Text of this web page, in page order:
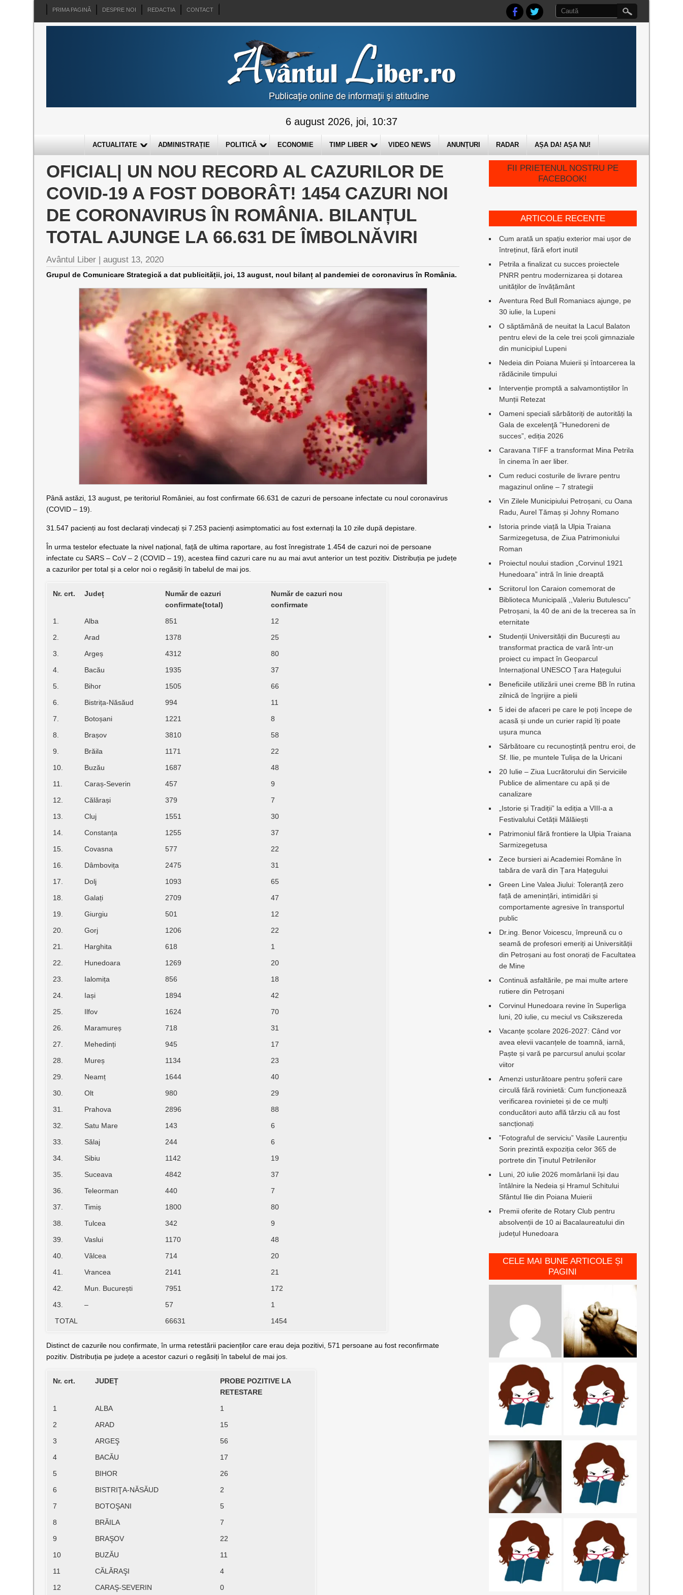
PRIMA PAGINĂ DESPRE NOI REDACTIA CONTACT
6 august 2026, joi, 10:37
ACTUALITATE ADMINISTRAȚIE POLITICĂ ECONOMIE TIMP LIBER VIDEO NEWS ANUNȚURI RADAR AȘA DA! AȘA NU!
OFICIAL| UN NOU RECORD AL CAZURILOR DE
COVID-19 A FOST DOBORÂT! 1454 CAZURI NOI
DE CORONAVIRUS ÎN ROMÂNIA. BILANȚUL
TOTAL AJUNGE LA 66.631 DE ÎMBOLNĂVIRI
Avântul Liber |august 13, 2020
Grupul de Comunicare Strategică a dat publicității, joi, 13 august, noul bilanț al pandemiei de coronavirus în România.
Până astăzi, 13 august, pe teritoriul României, au fost confirmate 66.631 de cazuri de persoane infectate cu noul coronavirus
(COVID – 19).
31.547 pacienți au fost declarați vindecați și 7.253 pacienți asimptomatici au fost externați la 10 zile după depistare.
În urma testelor efectuate la nivel național, față de ultima raportare, au fost înregistrate 1.454 de cazuri noi de persoane
infectate cu SARS – CoV – 2 (COVID – 19), acestea fiind cazuri care nu au mai avut anterior un test pozitiv. Distribuția pe județe
a cazurilor per total și a celor noi o regăsiți în tabelul de mai jos.
Nr. crt. Județ
Număr de cazuri
confirmate(total)
Număr de cazuri nou
confirmate
1.
Alba 851
12
2.
Arad 1378
25
3.
Argeș 4312
80
4.
Bacău 1935
37
5.
Bihor 1505
66
6.
Bistrița-Năsăud 994
11
7.
Botoșani 1221
8
8.
Brașov 3810
58
9.
Brăila 1171
22
10.
Buzău 1687
48
11.
Caraș-Severin 457
9
12.
Călărași 379
7
13.
Cluj 1551
30
14.
Constanța 1255
37
15.
Covasna 577
22
16.
Dâmbovița 2475
31
17.
Dolj 1093
65
18.
Galați 2709
47
19.
Giurgiu 501
12
20.
Gorj 1206
22
21.
Harghita 618
1
22.
Hunedoara 1269
20
23.
Ialomița 856
18
24.
Iași 1894
42
25.
Ilfov 1624
70
26.
Maramureș 718
31
27.
Mehedinți 945
17
28.
Mureș 1134
23
29.
Neamț 1644
40
30.
Olt 980
29
31.
Prahova 2896
88
32.
Satu Mare 143
6
33.
Sălaj 244
6
34.
Sibiu 1142
19
35.
Suceava 4842
37
36.
Teleorman 440
7
37.
Timiș 1800
80
38.
Tulcea 342
9
39.
Vaslui 1170
48
40.
Vâlcea 714
20
41.
Vrancea 2141
21
42.
Mun. București 7951
172
43.
– 57
1
TOTAL
66631 1454
Distinct de cazurile nou confirmate, în urma retestării pacienților care erau deja pozitivi, 571 persoane au fost reconfirmate
pozitiv. Distribuția pe județe a acestor cazuri o regăsiți în tabelul de mai jos.
Nr. crt. JUDEȚ
PROBE POZITIVE LA
RETESTARE
1
ALBA
1
2
ARAD
15
3
ARGEŞ
56
4
BACĂU
17
5
BIHOR
26
6
BISTRIŢA-NĂSĂUD
2
7
BOTOŞANI
5
8
BRĂILA
7
9
BRAŞOV
22
10
BUZĂU
11
11
CĂLĂRAŞI
4
12
CARAŞ-SEVERIN
0
FII PRIETENUL NOSTRU PE
FACEBOOK!
ARTICOLE RECENTE
Cum arată un spațiu exterior mai ușor de
întreținut, fără efort inutil
Petrila a finalizat cu succes proiectele
PNRR pentru modernizarea și dotarea
unităților de învățământ
Aventura Red Bull Romaniacs ajunge, pe
30 iulie, la Lupeni
O săptămână de neuitat la Lacul Balaton
pentru elevi de la cele trei școli gimnaziale
din municipiul Lupeni
Nedeia din Poiana Muierii și întoarcerea la
rădăcinile timpului
Intervenție promptă a salvamontiștilor în
Munții Retezat
Oameni speciali sărbătoriți de autorități la
Gala de excelenţă ”Hunedoreni de
succes”, ediția 2026
Caravana TIFF a transformat Mina Petrila
în cinema în aer liber.
Cum reduci costurile de livrare pentru
magazinul online – 7 strategii
Vin Zilele Municipiului Petroșani, cu Oana
Radu, Aurel Tămaș și Johny Romano
Istoria prinde viață la Ulpia Traiana
Sarmizegetusa, de Ziua Patrimoniului
Roman
Proiectul noului stadion „Corvinul 1921
Hunedoara” intră în linie dreaptă
Scriitorul Ion Caraion comemorat de
Biblioteca Municipală ,,Valeriu Butulescu”
Petroșani, la 40 de ani de la trecerea sa în
eternitate
Studenții Universității din București au
transformat practica de vară într-un
proiect cu impact în Geoparcul
Internațional UNESCO Țara Hațegului
Beneficiile utilizării unei creme BB în rutina
zilnică de îngrijire a pielii
5 idei de afaceri pe care le poți începe de
acasă și unde un curier rapid îți poate
ușura munca
Sărbătoare cu recunoștință pentru eroi, de
Sf. Ilie, pe muntele Tulișa de la Uricani
20 Iulie – Ziua Lucrătorului din Serviciile
Publice de alimentare cu apă și de
canalizare
„Istorie și Tradiții” la ediția a VIII-a a
Festivalului Cetății Mălăiești
Patrimoniul fără frontiere la Ulpia Traiana
Sarmizegetusa
Zece bursieri ai Academiei Române în
tabăra de vară din Țara Hațegului
Green Line Valea Jiului: Toleranță zero
față de amenințări, intimidări și
comportamente agresive în transportul
public
Dr.ing. Benor Voicescu, împreună cu o
seamă de profesori emeriți ai Universității
din Petroșani au fost onorați de Facultatea
de Mine
Continuă asfaltările, pe mai multe artere
rutiere din Petroșani
Corvinul Hunedoara revine în Superliga
luni, 20 iulie, cu meciul vs Csikszereda
Vacanțe școlare 2026-2027: Când vor
avea elevii vacanțele de toamnă, iarnă,
Paște și vară pe parcursul anului școlar
viitor
Amenzi usturătoare pentru șoferii care
circulă fără rovinietă: Cum funcționează
verificarea rovinietei și de ce mulți
conducători auto află târziu că au fost
sancționați
”Fotograful de serviciu” Vasile Laurențiu
Sorin prezintă expoziția celor 365 de
portrete din Ținutul Petrilenilor
Luni, 20 iulie 2026 momârlanii își dau
întâlnire la Nedeia și Hramul Schitului
Sfântul Ilie din Poiana Muierii
Premii oferite de Rotary Club pentru
absolvenții de 10 ai Bacalaureatului din
județul Hunedoara
CELE MAI BUNE ARTICOLE ȘI
PAGINI